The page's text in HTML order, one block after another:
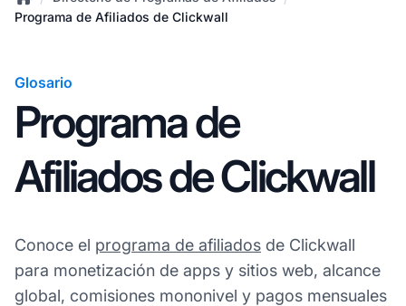
Home
Programa de Afiliados de Clickwall
Glosario
Programa de
Afiliados de Clickwall
Conoce el programa de afiliados de Clickwall
para monetización de apps y sitios web, alcance
global, comisiones mononivel y pagos mensuales